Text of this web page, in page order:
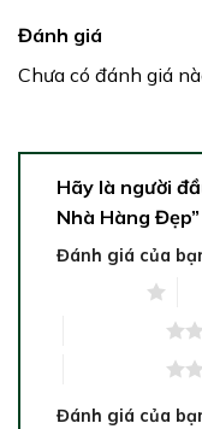
Đánh giá
Chưa có đánh giá
Hãy là người
Nhà Hàng Đẹp”
Đánh giá của
Đánh giá của